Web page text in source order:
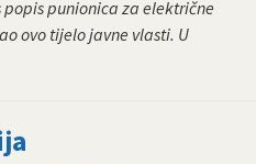
punionica za električne
ovo tijelo javne vlasti. U